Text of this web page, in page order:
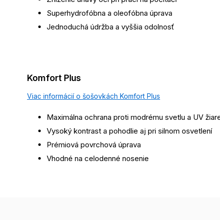
Superhydrofóbna a oleofóbna úprava
Jednoduchá údržba a vyššia odolnosť
Komfort Plus
Viac informácií o šošovkách Komfort Plus
Maximálna ochrana proti modrému svetlu a UV
Vysoký kontrast a pohodlie aj pri silnom osvetlení
Prémiová povrchová úprava
Vhodné na celodenné nosenie